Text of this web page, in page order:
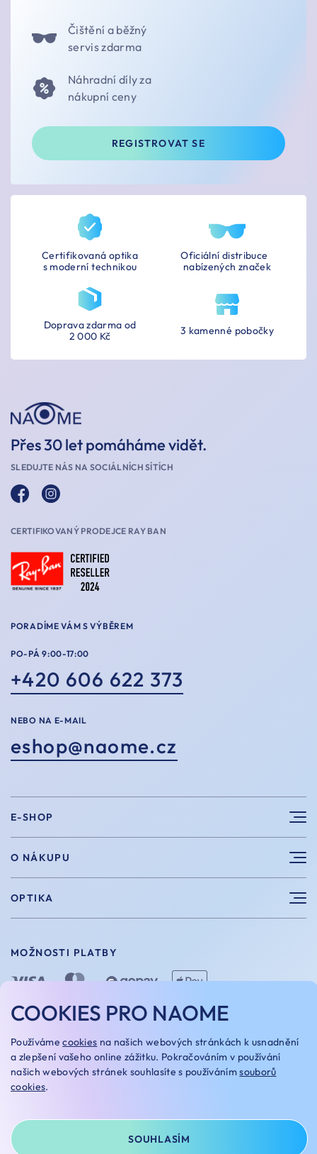
Čištění a běžný
servis zdarma
Náhradní díly za
nákupní ceny
REGISTROVAT SE
Certifikovaná optika
s moderní technikou
Oficiální distribuce
nabízených značek
3 kamenné pobočky
Doprava zdarma od
2 000 Kč
Přes 30 let pomáháme vidět.
SLEDUJTE NÁS NA SOCIÁLNÍCH SÍTÍCH
CERTIFIKOVANÝ PRODEJCE RAY BAN
PORADÍME VÁM S VÝBĚREM
PO-PÁ 9:00-17:00
+420 606 622 373
NEBO NA E-MAIL
eshop@naome.cz
E-SHOP
Sluneční brýle
Sportovní brýle
Vintage brýle
Doplňky
Dárkové poukazy
O NÁKUPU
Výhody nákupu u nás
Velikosti
Vrácení a výměna
Doprava a platba
Naome+
OPTIKA
O nás
Naše optiky
Kariera
Oakley Custom
MOŽNOSTI PLATBY
MOŽNOSTI DOPRAVY
NASTAVENÍ COOKIES GDPR
COOKIES PRO NAOME
Používámecookies na našich webových stránkách k usnadnění
a zlepšení vašeho online zážitku. Pokračováním v používání
našich webových stránek souhlasíte s používánímsouborů
cookies.
SOUHLASÍM